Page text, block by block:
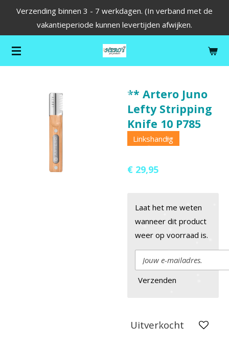
de
hoofdinhoud
Verzending binnen 3 - 7 werkdagen. (In verband met de
vakantieperiode kunnen levertijden afwijken.
** Artero Juno
Lefty Stripping
Knife 10 P785
Linkshandig
€ 29,95
Laat het me weten
wanneer dit product
weer op voorraad is.
Verzenden
Uitverkocht